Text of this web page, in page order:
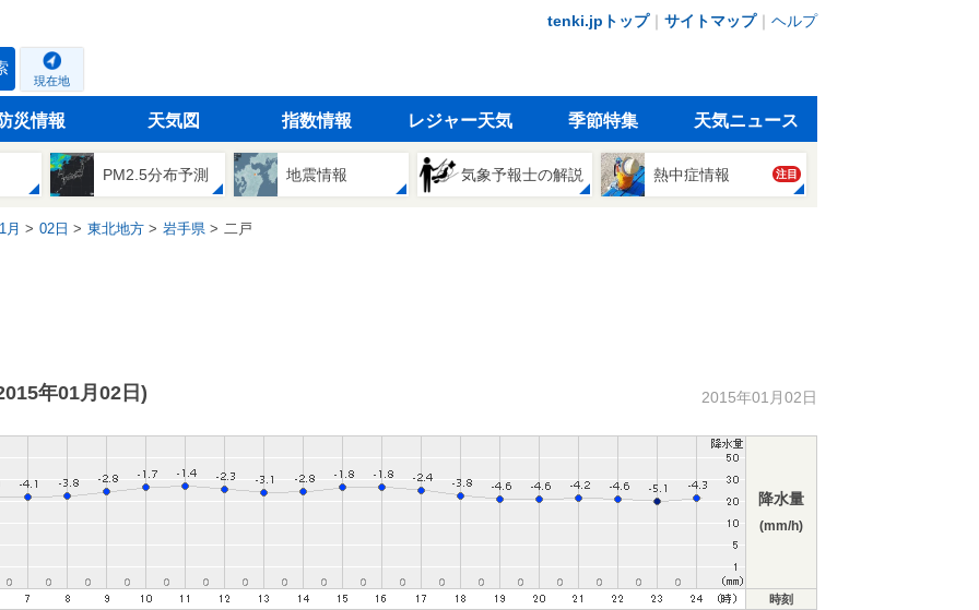
tenki.jpトップ｜ サイトマップ｜ ヘルプ
現在地
防災情報 天気図 指数情報 レジャー天気 季節特集 天気ニュース
PM2.5分布予測 地震情報 気象予報士の解説 熱中症情報 注目
月 02日 東北地方 岩手県 二戸
年01月02日) 2015年01月02日
降水量
(mm/h)
時刻